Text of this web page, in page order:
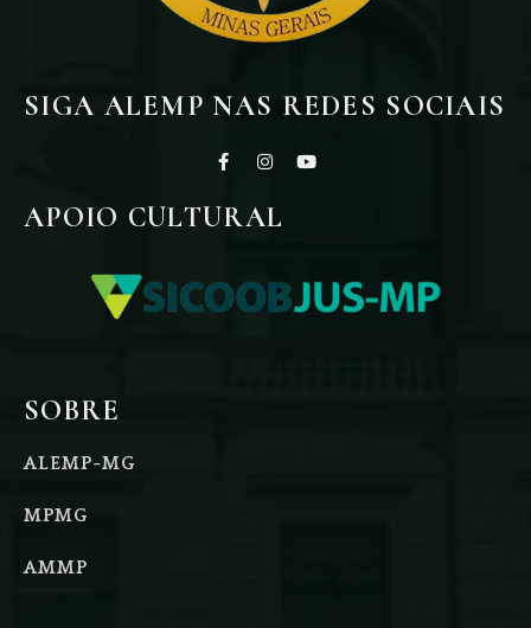
SIGA ALEMP NAS REDES SOCIAIS
APOIO CULTURAL
SOBRE
ALEMP-MG
MPMG
AMMP